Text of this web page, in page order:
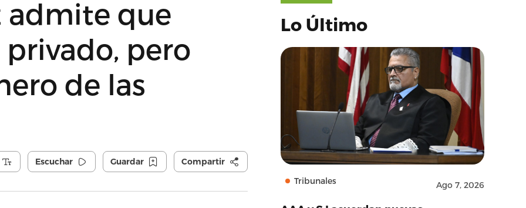
admite que
pero
de las
Escuchar Guardar Compartir
Lo Último
Tribunales Ago 7, 2026